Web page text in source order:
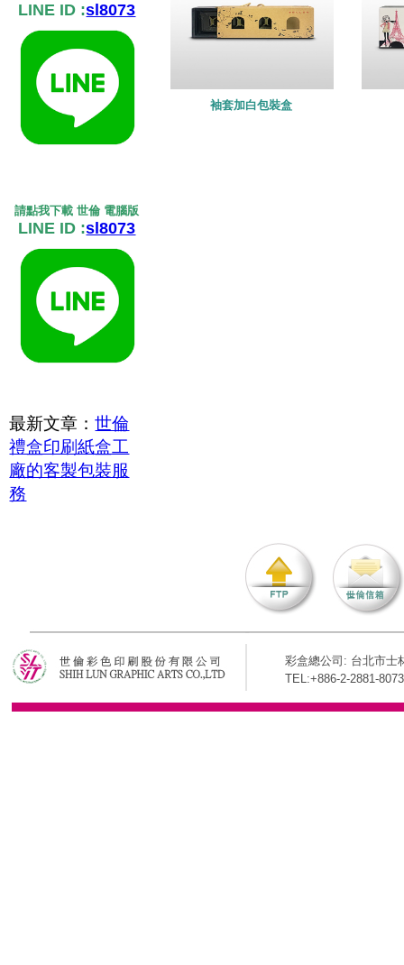
LINE ID :sl8073
請點我下載 世倫 電腦版
LINE ID :sl8073
最新文章：世倫
禮盒印刷紙盒工
廠的客製包裝服
務
袖套加白包裝盒
彩盒總公司: 台北市士
TEL:+886-2-2881-